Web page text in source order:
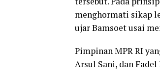
menghormati sikap
ujar Bamsoet usai
Pimpinan MPR RI
Arsul Sani, dan